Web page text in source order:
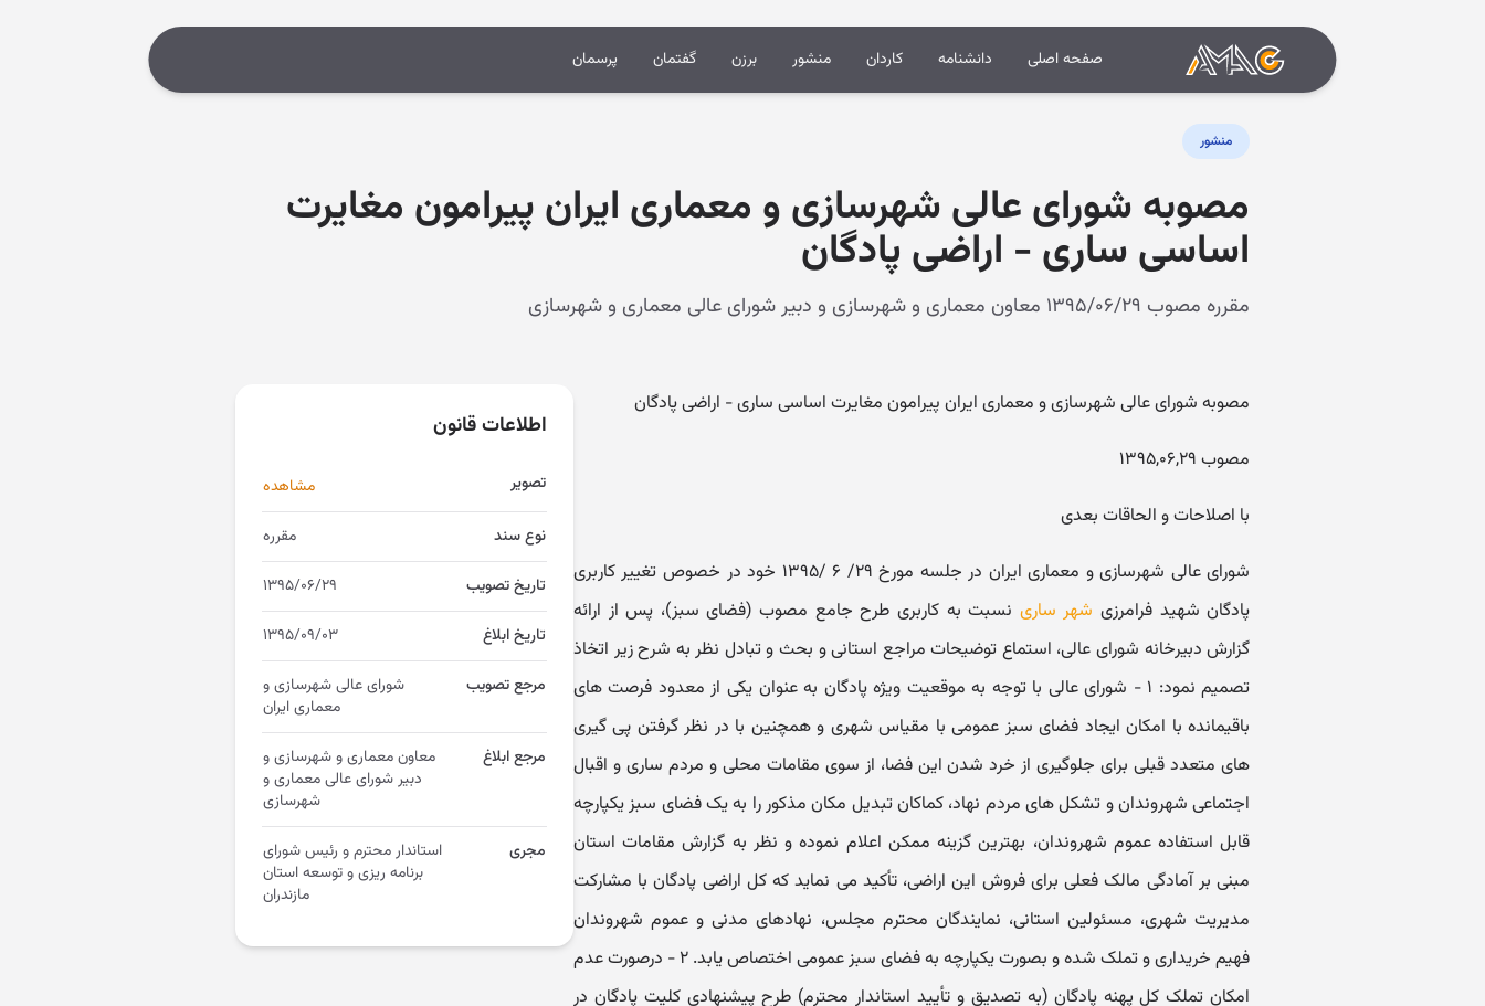
صفحه اصلی دانشنامه کاردان منشور برزن گفتمان پرسمان
منشور
مصوبه شورای عالی شهرسازی و معماری ایران پیرامون مغایرت
اساسی ساری - اراضی پادگان
مقرره مصوب ۱۳۹۵/۰۶/۲۹ معاون معماری و شهرسازی و دبیر شورای عالی معماری و شهرسازی
مصوبه شورای عالی شهرسازی و معماری ایران پیرامون مغایرت اساسی ساری - اراضی پادگان
مصوب ۱۳۹۵,۰۶,۲۹
با اصلاحات و الحاقات بعدی
شورای عالی شهرسازی و معماری ایران در جلسه مورخ ۲۹/ ۶ /۱۳۹۵ خود در خصوص تغییر کاربری
پادگان شهید فرامرزی شهر ساری نسبت به کاربری طرح جامع مصوب (فضای سبز)، پس از ارائه
گزارش دبیرخانه شورای عالی، استماع توضیحات مراجع استانی و بحث و تبادل نظر به شرح زیر اتخاذ
تصمیم نمود: ۱ - شورای عالی با توجه به موقعیت ویژه پادگان به عنوان یکی از معدود فرصت های
باقیمانده با امکان ایجاد فضای سبز عمومی با مقیاس شهری و همچنین با در نظر گرفتن پی گیری
های متعدد قبلی برای جلوگیری از خرد شدن این فضا، از سوی مقامات محلی و مردم ساری و اقبال
اجتماعی شهروندان و تشکل های مردم نهاد، کماکان تبدیل مکان مذکور را به یک فضای سبز یکپارچه
قابل استفاده عموم شهروندان، بهترین گزینه ممکن اعلام نموده و نظر به گزارش مقامات استان
مبنی بر آمادگی مالک فعلی برای فروش این اراضی، تأکید می نماید که کل اراضی پادگان با مشارکت
مدیریت شهری، مسئولین استانی، نمایندگان محترم مجلس، نهادهای مدنی و عموم شهروندان
فهیم خریداری و تملک شده و بصورت یکپارچه به فضای سبز عمومی اختصاص یابد. ۲ - درصورت عدم
امکان تملک کل پهنه پادگان (به تصدیق و تأیید استاندار محترم) طرح پیشنهادی کلیت پادگان در
اطلاعات قانون
تصویر مشاهده
نوع سند مقرره
تاریخ تصویب ۱۳۹۵/۰۶/۲۹
تاریخ ابلاغ ۱۳۹۵/۰۹/۰۳
مرجع تصویب
شورای عالی شهرسازی و
معماری ایران
مرجع ابلاغ
معاون معماری و شهرسازی و
دبیر شورای عالی معماری و
شهرسازی
مجری
استاندار محترم و رئیس شورای
برنامه ریزی و توسعه استان
مازندران